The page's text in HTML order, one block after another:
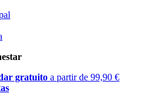
gratuito a partir de 99,90 €